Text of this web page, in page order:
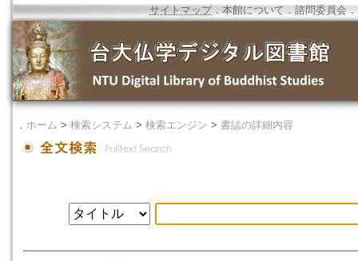
サイトマップ．本館について ． 諮問委員会 ．
． ホーム > 検索システム > 検索エンジン > 書誌の詳細内容